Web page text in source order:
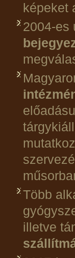
képeket
2004-es
Több
illetve